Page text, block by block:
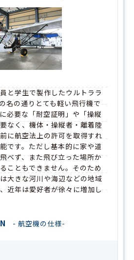
と学生で製作したウルトララ
名の通りとても軽い飛行機で
必要な「耐空証明」や「操縦
なく、機体・操縦者・離着陸
に航空法上の許可を取得すれ
です。ただし基本的に家や道
べず、また飛び立った場所か
こともできません。そのため
大きな河川や海辺などの地域
近年は愛好者が徐々に増加し
- 航空機の仕様-